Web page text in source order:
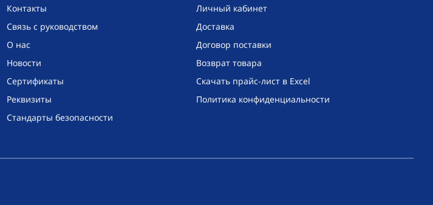
Контакты
Связь с руководством
О нас
Новости
Сертификаты
Реквизиты
Стандарты безопасности
Личный кабинет
Доставка
Договор поставки
Возврат товара
Скачать прайс-лист в Excel
Политика конфиденциальности